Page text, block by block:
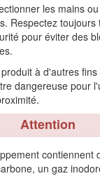
les mains
Respectez toujours
pour éviter des
à d'autres
dangereuse pour
Attention
contiennent
un gaz
le moteur avant
un local fermé.
les risques
lieu de stockage du
de graisse, débris
toutes les pièces en
les fixations et
bien
toutes les pièces et